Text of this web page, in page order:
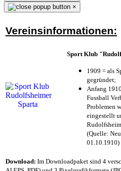
×
Vereinsinformationen:
Sport Klub
1909 = als
gegründet;
Anfang
Fussball
Problemen
eingestellt
(Quelle:
01.10.1910)
Download: Im Downloadpaket sind 4